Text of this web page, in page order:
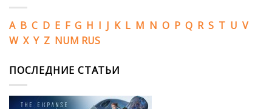
A B C D E F G H I J K L M N O P Q R S T U V
W X Y Z NUM RUS
ПОСЛЕДНИЕ СТАТЬИ